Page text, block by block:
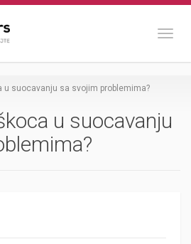
u suocavanju sa svojim problemima?
u suocavanju